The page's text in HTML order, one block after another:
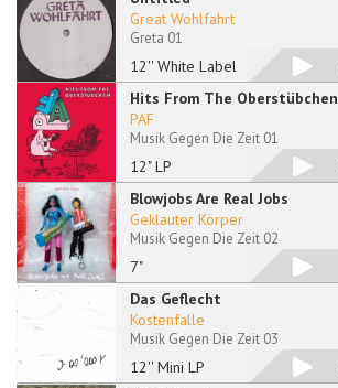
12'' White Label
Great Wohlfahrt
Greta 01
Hits From The Oberstübchen
12" LP
PAF
Musik Gegen Die Zeit 01
Blowjobs Are Real Jobs
7"
Geklauter Körper
Musik Gegen Die Zeit 02
Das Geflecht
12'' Mini LP
Kostenfalle
Musik Gegen Die Zeit 03